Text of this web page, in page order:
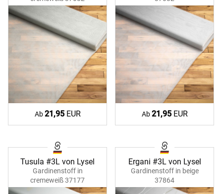
Ab21,95EUR Ab21,95EUR
Tusula #3L von Lysel
Gardinenstoff in
cremeweiß 37177
Ergani #3L von Lysel
Gardinenstoff in beige
37864